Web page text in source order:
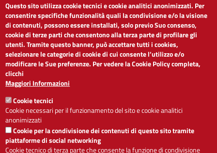
LINK UTILI
Dichiarazione di accessibilità
Obiettivi di accessibilità
Segnalaci problemi di accessibilità
Note legali
Privacy
Accesso riservato
ACCESSIBILITÀ
- A +
Questo sito utilizza cookie tecnici e cookie analitici anonimizzati. Per
consentire specifiche funzionalità quali la condivisione e/o la visione
di contenuti, possono essere installati, solo previo Suo consenso,
cookie di terze parti che consentono alla terza parte di profilare gli
utenti. Tramite questo banner, può accettare tutti i cookies,
selezionare le categorie di cookie di cui consente l’utilizzo e/o
modificare le Sue preferenze. Per vedere la Cookie Policy completa,
clicchi
Maggiori Informazioni
Cookie tecnici
Cookie necessari per il funzionamento del sito e cookie analitici
anonimizzati
Cookie per la condivisione dei contenuti di questo sito tramite
piattaforme di social networking
Cookie tecnico di terza parte che consente la funzione di condivisione